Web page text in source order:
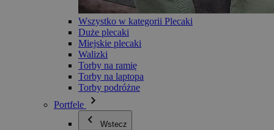
Wszystko w kategorii Plecaki
Duże plecaki
Miejskie plecaki
Walizki
Torby na ramię
Torby na laptopa
Torby podróżne
Portfele
Wstecz